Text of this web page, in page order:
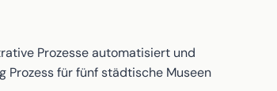
Prozesse automatisiert und
für fünf städtische Museen